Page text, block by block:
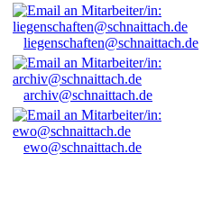
liegenschaften@schnaittach.de
archiv@schnaittach.de
ewo@schnaittach.de